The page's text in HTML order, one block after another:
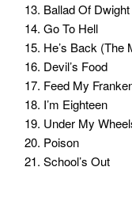
13. Ballad Of
14. Go To Hell
15. He’s Back (The
16. Devil’s Food
17. Feed My
18. I’m Eighteen
19. Under My
20. Poison
21. School’s Out